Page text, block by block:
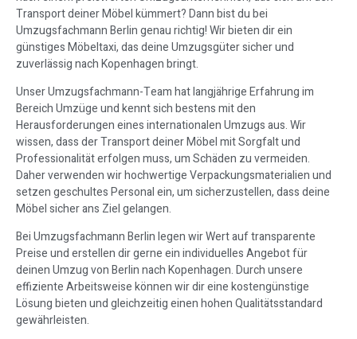
Transport deiner Möbel kümmert? Dann bist du bei
Umzugsfachmann Berlin genau richtig! Wir bieten dir ein
günstiges Möbeltaxi, das deine Umzugsgüter sicher und
zuverlässig nach Kopenhagen bringt.
Unser Umzugsfachmann-Team hat langjährige Erfahrung im
Bereich Umzüge und kennt sich bestens mit den
Herausforderungen eines internationalen Umzugs aus. Wir
wissen, dass der Transport deiner Möbel mit Sorgfalt und
Professionalität erfolgen muss, um Schäden zu vermeiden.
Daher verwenden wir hochwertige Verpackungsmaterialien und
setzen geschultes Personal ein, um sicherzustellen, dass deine
Möbel sicher ans Ziel gelangen.
Bei Umzugsfachmann Berlin legen wir Wert auf transparente
Preise und erstellen dir gerne ein individuelles Angebot für
deinen Umzug von Berlin nach Kopenhagen. Durch unsere
effiziente Arbeitsweise können wir dir eine kostengünstige
Lösung bieten und gleichzeitig einen hohen Qualitätsstandard
gewährleisten.